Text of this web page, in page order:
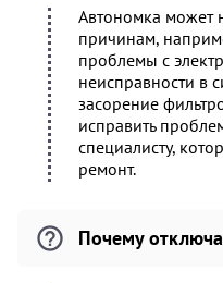
Автономка может
причинам,
проблемы с
неисправности в
засорение
исправить
специалисту,
ремонт.
Почему